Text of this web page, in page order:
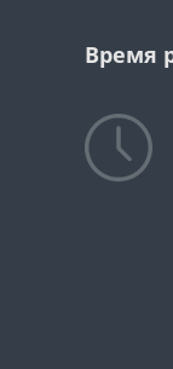
Время